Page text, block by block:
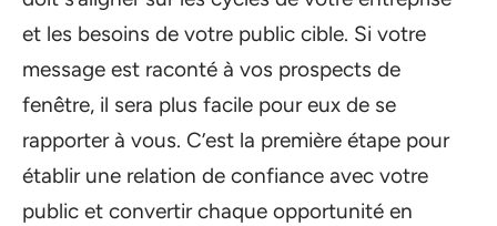
et les besoins de votre public cible. Si votre
message est raconté à vos prospects de
fenêtre, il sera plus facile pour eux de se
rapporter à vous. C’est la première étape pour
établir une relation de confiance avec votre
public et convertir chaque opportunité en